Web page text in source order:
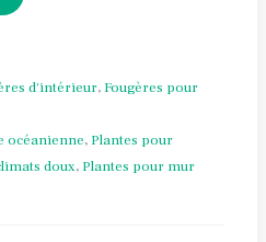
d'intérieur, Fougères pour
océanienne, Plantes pour
doux, Plantes pour mur